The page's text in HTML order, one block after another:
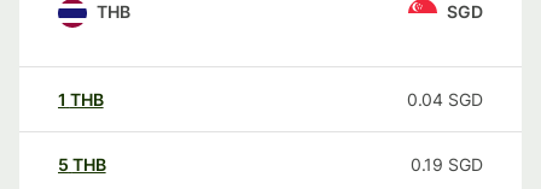
THB SGD
1 THB 0.04 SGD
5 THB 0.19 SGD